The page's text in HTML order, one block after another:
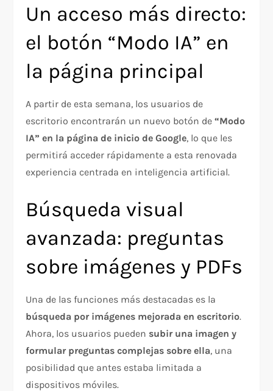
Un acceso más directo:
el botón “Modo IA” en
la página principal
A partir de esta semana, los usuarios de
escritorio encontrarán un nuevo botón de“Modo
IA” en la página de inicio de Google, lo que les
permitirá acceder rápidamente a esta renovada
experiencia centrada en inteligencia artificial.
Búsqueda visual
avanzada: preguntas
sobre imágenes y PDFs
Una de las funciones más destacadas es la
búsqueda por imágenes mejorada en escritorio.
Ahora, los usuarios pueden subir una imagen y
formular preguntas complejas sobre ella, una
posibilidad que antes estaba limitada a
dispositivos móviles.